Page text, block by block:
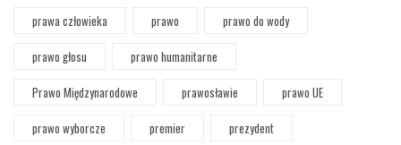
prawa człowieka prawo
prawo do wody
prawo głosu
prawo humanitarne
Prawo Międzynarodowe
prawosławie
prawo UE
prawo wyborcze
premier
prezydent